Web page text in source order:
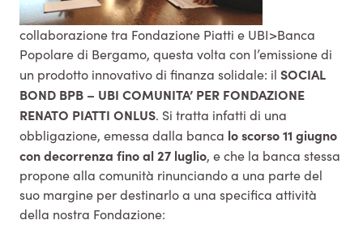
collaborazione tra Fondazione Piatti e UBI>Banca
Popolare di Bergamo, questa volta con l’emissione di
un prodotto innovativo di finanza solidale: il SOCIAL
BOND BPB – UBI COMUNITA’ PER FONDAZIONE
RENATO PIATTI ONLUS. Si tratta infatti di una
obbligazione, emessa dalla banca lo scorso 11 giugno
con decorrenza fino al 27 luglio, e che la banca stessa
propone alla comunità rinunciando a una parte del
suo margine per destinarlo a una specifica attività
della nostra Fondazione: